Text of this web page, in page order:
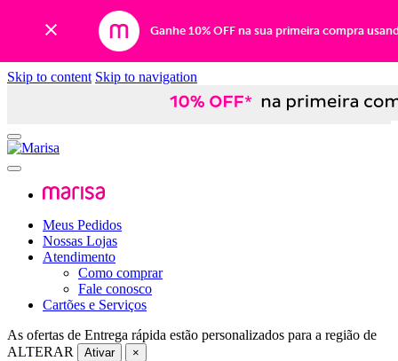
Ganhe 10% OFF na sua primeira compra
Skip to content Skip to navigation
Meus Pedidos
Nossas Lojas
Atendimento
Como comprar
Fale conosco
Cartões e Serviços
As ofertas de Entrega rápida estão personalizados para a região de
ALTERAR
Ativar ×